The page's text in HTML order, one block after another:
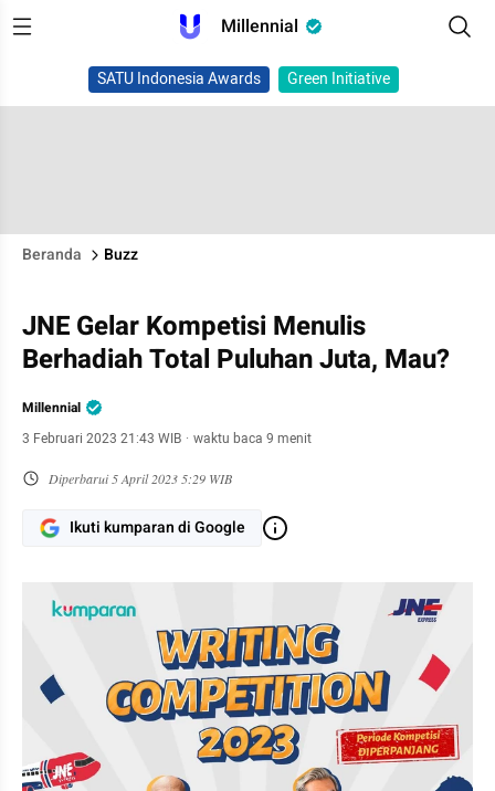
Millennial
SATU Indonesia Awards Green Initiative
Beranda Buzz
JNE Gelar Kompetisi Menulis
Berhadiah Total Puluhan Juta, Mau?
Millennial
3 Februari 2023 21:43 WIB · waktu baca 9 menit
Diperbarui5 April 2023 5:29 WIB
Ikuti kumparan di Google